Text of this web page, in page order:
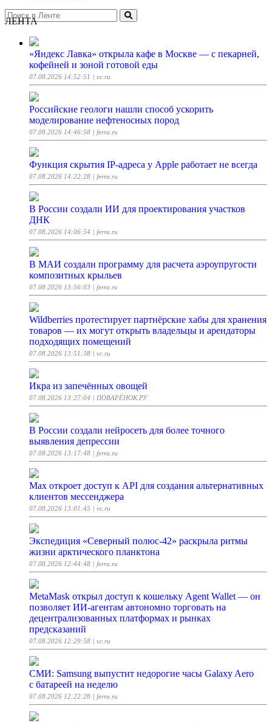
ЛЕНТА
«Яндекс Лавка» открыла кафе в Москве — с пекарней,
кофейней и зоной готовой еды
07.08.2026 14:52:51 | vc.ru
Российские геологи нашли способ ускорить
моделирование нефтеносных пород
07.08.2026 14:46:58 | ferra.ru
Функция скрытия IP-адреса у Apple работает не всегда
07.08.2026 14:22:28 | ferra.ru
В России создали ИИ для проектирования участков
ДНК
07.08.2026 14:06:54 | ferra.ru
В МАИ создали программу для расчета аэроупругости
композитных крыльев
07.08.2026 13:56:03 | ferra.ru
Wildberries протестирует партнёрские хабы для хранения
товаров — их могут открыть владельцы и арендаторы
подходящих помещений
07.08.2026 13:51:38 | vc.ru
Икра из запечённых овощей
07.08.2026 13:27:04 | ПОВАРЁНОК.РУ
В России создали нейросеть для более точного
выявления депрессии
07.08.2026 13:17:48 | ferra.ru
Max откроет доступ к API для создания альтернативных
клиентов мессенджера
07.08.2026 13:01:45 | vc.ru
Экспедиция «Северный полюс-42» раскрыла ритмы
жизни арктического планктона
07.08.2026 12:44:48 | ferra.ru
MetaMask открыл доступ к кошельку Agent Wallet — он
позволяет ИИ-агентам автономно торговать на
децентрализованных платформах и рынках
предсказаний
07.08.2026 12:29:58 | vc.ru
СМИ: Samsung выпустит недорогие часы Galaxy Aero
с батареей на неделю
07.08.2026 12:22:28 | ferra.ru